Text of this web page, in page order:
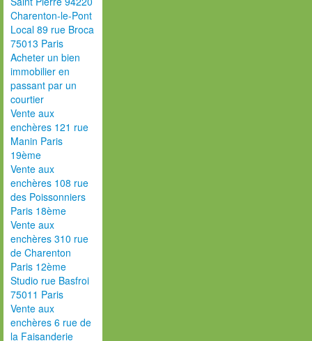
Charenton-le-Pont
Local 89 rue Broca
75013 Paris
Acheter un bien
immobilier en
passant par un
courtier
Vente aux
enchères 121 rue
Manin Paris
19ème
Vente aux
enchères 108 rue
des Poissonniers
Paris 18ème
Vente aux
enchères 310 rue
de Charenton
Paris 12ème
Studio rue Basfroi
75011 Paris
Vente aux
enchères 6 rue de
la Faisanderie